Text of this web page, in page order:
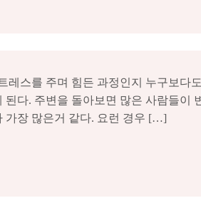
레스를 주며 힘든 과정인지 누구보다
다. 주변을 돌아보면 많은 사람들이
가장 많은거 같다. 요런 경우 […]